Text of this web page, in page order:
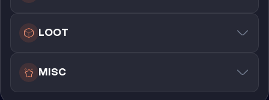
LOOT
MISC